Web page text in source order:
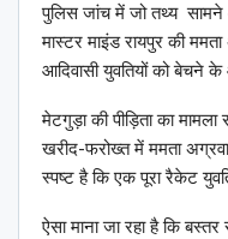
पुलिस जांच में जो तथ्य
मास्टर माइंड रायपुर की
आदिवासी युवतियों को बेचने
मेटगुड़ा की पीड़िता का
खरीद-फरोख्त में ममता
स्पष्ट है कि एक पूरा रैकेट
ऐसा माना जा रहा है कि